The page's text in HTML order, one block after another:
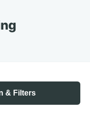
& Filters